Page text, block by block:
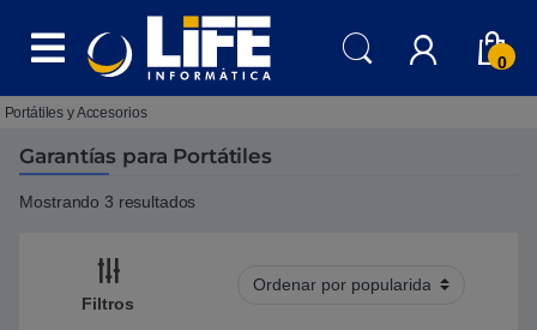
0
Portátiles y Accesorios
Garantías para Portátiles
Mostrando 3 resultados
Filtros